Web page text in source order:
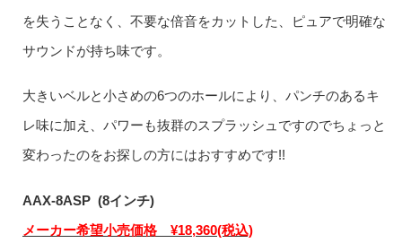
を失うことなく、不要な倍音をカットした、ピュアで明確な
サウンドが持ち味です。
大きいベルと小さめの6つのホールにより、パンチのあるキ
レ味に加え、パワーも抜群のスプラッシュですのでちょっと
変わったのをお探しの方にはおすすめです!!
AAX-8ASP (8インチ)
メーカー希望小売価格 ¥18,360(税込)